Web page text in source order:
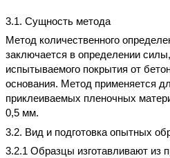
3.1. Сущность метода
Метод количественного
заключается в определении
испытываемого покрытия от
основания. Метод применяется
приклеиваемых пленочных
0,5 мм.
3.2. Вид и подготовка опытных
3.2.1 Образцы изготавливают из